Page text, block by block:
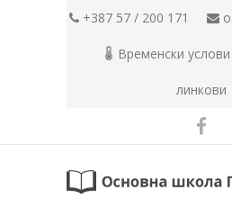
+387 57 / 200 171
Временски услови
линкови